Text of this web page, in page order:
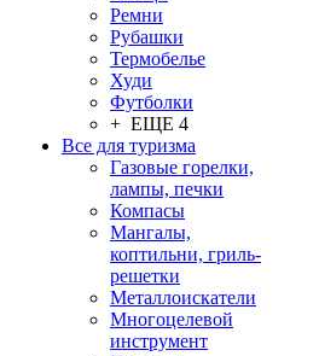
Ремни
Рубашки
Термобелье
Худи
Футболки
+ ЕЩЕ 4
Все для туризма
Газовые горелки,
лампы, печки
Компасы
Мангалы,
коптильни, гриль-
решетки
Металлоискатели
Многоцелевой
инструмент